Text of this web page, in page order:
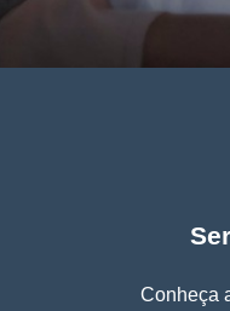
Conheça